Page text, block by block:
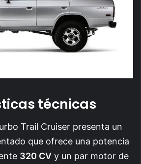
técnicas
Trail Cruiser presenta un
que ofrece una potencia
320 CV y un par motor de